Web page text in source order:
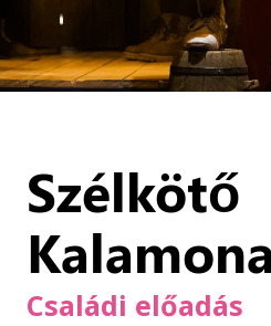
Szélkötő
Családi előadás